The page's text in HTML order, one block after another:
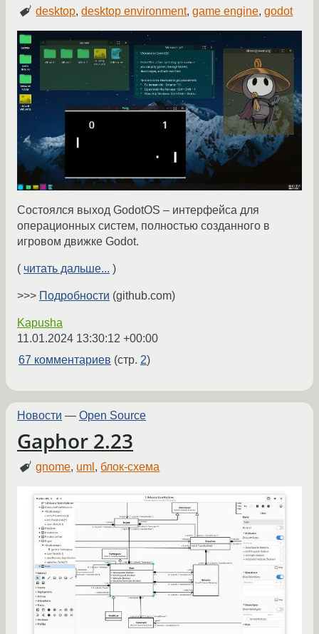
desktop,desktop environment,game engine,godot
Состоялся выход GodotOS – интерфейса для
операционных систем, полностью созданного в
игровом движке Godot.
( читать дальше... )
>>> Подробности (github.com)
Kapusha
11.01.2024 13:30:12 +00:00
67 комментариев (стр. 2)
Новости — Open Source
Gaphor 2.23
gnome, uml , блок-схема